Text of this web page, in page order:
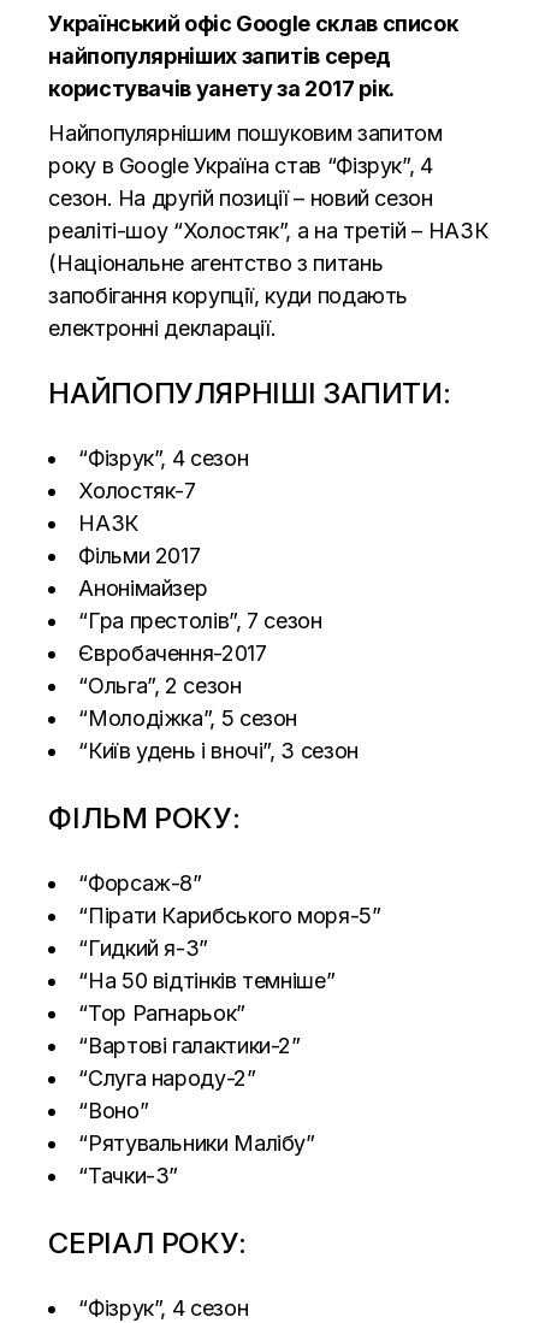
Український офіс Google склав список
найпопулярніших запитів серед
користувачів уанету за 2017 рік.
Найпопулярнішим пошуковим запитом
року в Google Україна став “Фізрук”, 4
сезон. На другій позиції – новий сезон
реаліті-шоу “Холостяк”, а на третій – НАЗК
(Національне агентство з питань
запобігання корупції, куди подають
електронні декларації.
НАЙПОПУЛЯРНІШІ ЗАПИТИ:
“Фізрук”, 4 сезон
Холостяк-7
НАЗК
Фільми 2017
Анонімайзер
“Гра престолів”, 7 сезон
Євробачення-2017
“Ольга”, 2 сезон
“Молодіжка”, 5 сезон
“Київ удень і вночі”, 3 сезон
ФІЛЬМ РОКУ:
“Форсаж-8”
“Пірати Карибського моря-5”
“Гидкий я-3”
“На 50 відтінків темніше”
“Тор Рагнарьок”
“Вартові галактики-2”
“Слуга народу-2”
“Воно”
“Рятувальники Малібу”
“Тачки-3”
СЕРІАЛ РОКУ:
“Фізрук”, 4 сезон